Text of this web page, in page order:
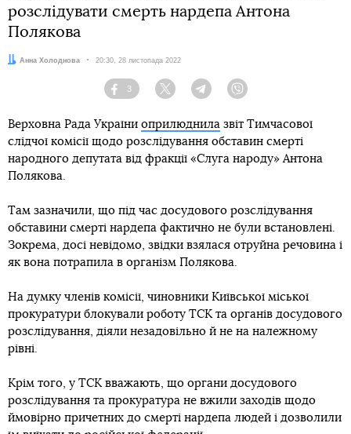
розслідувати смерть нардепа Антона
Полякова
Автор:
Анна Холоднова Дата:
20:30, 28 листопада 2022
Facebook
3
Twitter TelegramViber
Верховна Рада України оприлюднила звіт Тимчасової
слідчої комісії щодо розслідування обставин смерті
народного депутата від фракції «Слуга народу» Антона
Полякова.
Там зазначили, що під час досудового розслідування
обставини смерті нардепа фактично не були встановлені.
Зокрема, досі невідомо, звідки взялася отруйна речовина і
як вона потрапила в організм Полякова.
На думку членів комісії, чиновники Київської міської
прокуратури блокували роботу ТСК та органів досудового
розслідування, діяли незадовільно й не на належному
рівні.
Крім того, у ТСК вважають, що органи досудового
розслідування та прокуратура не вжили заходів щодо
ймовірно причетних до смерті нардепа людей і дозволили